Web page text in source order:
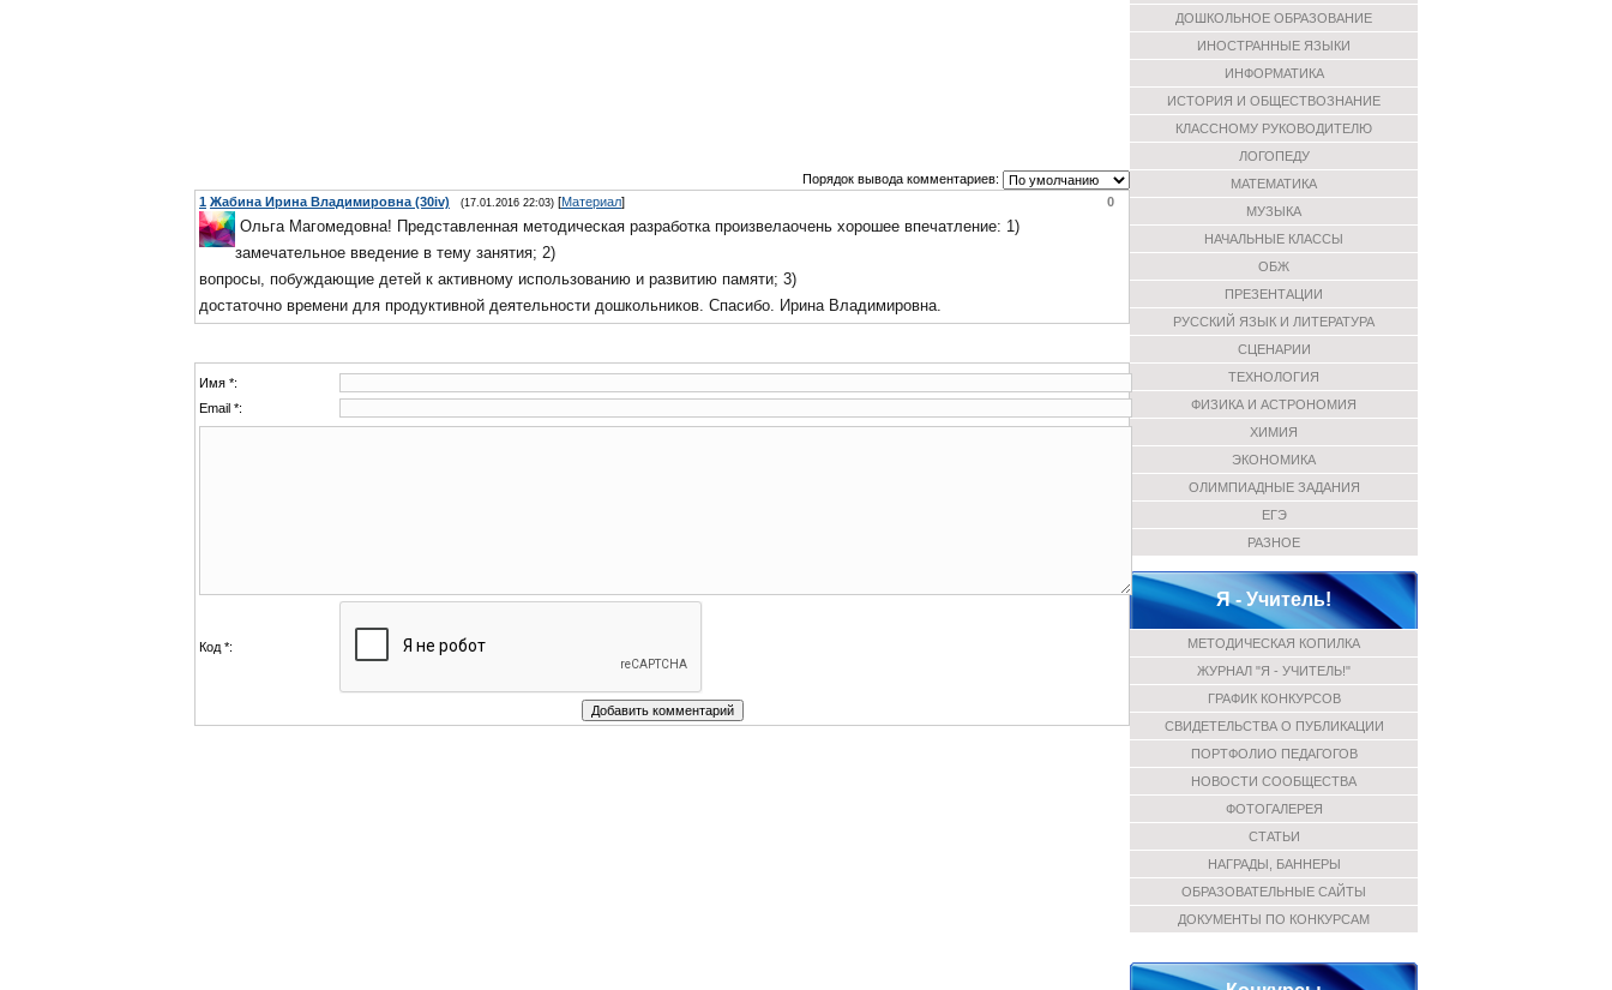
Порядок вывода комментариев:
0
1 Жабина Ирина Владимировна (30iv) (17.01.2016 22:03) [Материал]
Ольга Магомедовна! Представленная методическая разработка произвелаочень хорошее впечатление: 1)
замечательное введение в тему занятия; 2)
вопросы, побуждающие детей к активному использованию и развитию памяти; 3)
достаточно времени для продуктивной деятельности дошкольников. Спасибо. Ирина Владимировна.
Имя *:
Email *:
Код *:
ДОШКОЛЬНОЕ ОБРАЗОВАНИЕ
ИНОСТРАННЫЕ ЯЗЫКИ
ИНФОРМАТИКА
ИСТОРИЯ И ОБЩЕСТВОЗНАНИЕ
КЛАССНОМУ РУКОВОДИТЕЛЮ
ЛОГОПЕДУ
МАТЕМАТИКА
МУЗЫКА
НАЧАЛЬНЫЕ КЛАССЫ
ОБЖ
ПРЕЗЕНТАЦИИ
РУССКИЙ ЯЗЫК И ЛИТЕРАТУРА
СЦЕНАРИИ
ТЕХНОЛОГИЯ
ФИЗИКА И АСТРОНОМИЯ
ХИМИЯ
ЭКОНОМИКА
ОЛИМПИАДНЫЕ ЗАДАНИЯ
ЕГЭ
РАЗНОЕ
Я - Учитель!
МЕТОДИЧЕСКАЯ КОПИЛКА
ЖУРНАЛ "Я - УЧИТЕЛЬ!"
ГРАФИК КОНКУРСОВ
СВИДЕТЕЛЬСТВА О ПУБЛИКАЦИИ
ПОРТФОЛИО ПЕДАГОГОВ
НОВОСТИ СООБЩЕСТВА
ФОТОГАЛЕРЕЯ
СТАТЬИ
НАГРАДЫ, БАННЕРЫ
ОБРАЗОВАТЕЛЬНЫЕ САЙТЫ
ДОКУМЕНТЫ ПО КОНКУРСАМ